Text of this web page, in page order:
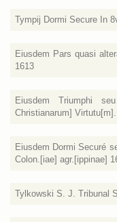
Tympij Dormi Secure In
Eiusdem Pars quasi
1613
Eiusdem Triumphi
Christianarum]
Eiusdem Dormi Securé
Colon.[iae] agr.[ippinae]
Tylkowski S. J. Tribunal